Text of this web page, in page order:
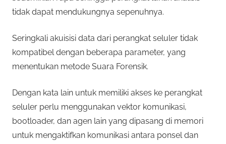
tidak dapat mendukungnya sepenuhnya.
Seringkali akuisisi data dari perangkat seluler tidak
kompatibel dengan beberapa parameter, yang
menentukan metode Suara Forensik.
Dengan kata lain untuk memiliki akses ke perangkat
seluler perlu menggunakan vektor komunikasi,
bootloader, dan agen lain yang dipasang di memori
untuk mengaktifkan komunikasi antara ponsel dan